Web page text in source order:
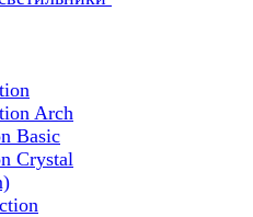
Arch
Basic
Crystal